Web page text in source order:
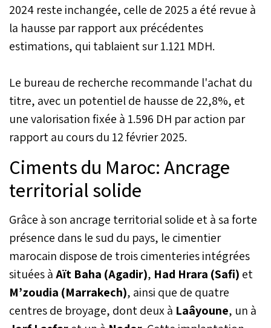
2024 reste inchangée, celle de 2025 a été revue à
la hausse par rapport aux précédentes
estimations, qui tablaient sur 1.121 MDH.
Le bureau de recherche recommande l'achat du
titre, avec un potentiel de hausse de 22,8%, et
une valorisation fixée à 1.596 DH par action par
rapport au cours du 12 février 2025.
Ciments du Maroc: Ancrage
territorial solide
Grâce à son ancrage territorial solide et à sa forte
présence dans le sud du pays, le cimentier
marocain dispose de trois cimenteries intégrées
situées àAït Baha (Agadir), Had Hrara (Safi) et
M’zoudia (Marrakech), ainsi que de quatre
centres de broyage, dont deux à Laâyoune, un à